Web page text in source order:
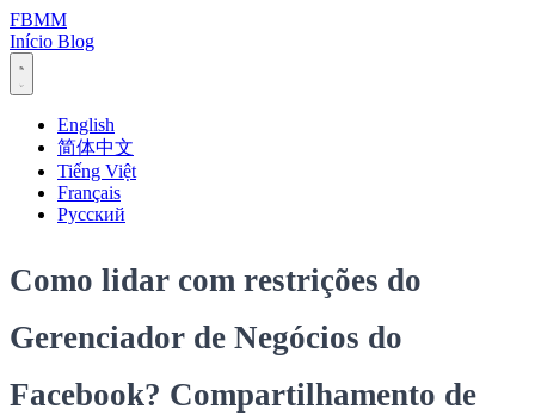
FBMM
Início Blog
English
简体中文
Tiếng Việt
Français
Русский
Como lidar com restrições do
Gerenciador de Negócios do
Facebook? Compartilhamento de